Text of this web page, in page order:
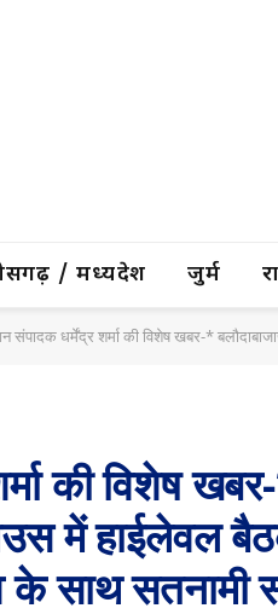
/ मध्यप्रदेश जुर्म
संपादक धर्मेंद्र शर्मा की विशेष खबर-*
की विशेष
में हाईलेवल
के साथ